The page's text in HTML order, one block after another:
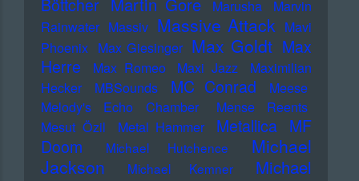
Böttcher Martin Gore Marusha
Marvin
Rainwater Massiv Massive Attack Mavi
Phoenix Max Giesinger Max Goldt Max
Herre
Max Romeo Maxi Jazz
Maximilian
Hecker
MBSounds MC Conrad
Meese
Melody's Echo Chamber
Mense Reents
Mesut Özil
Metal Hammer Metallica MF
Doom
Michael Hutchence
Michael
Jackson
Michael Kemner
Michael